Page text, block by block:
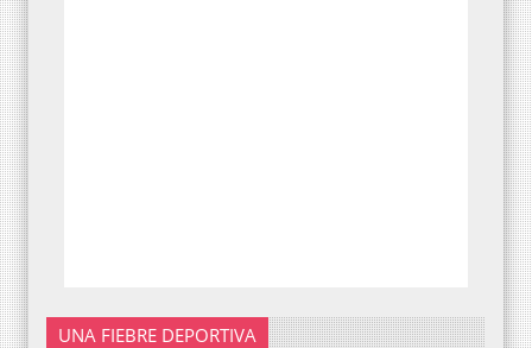
UNA FIEBRE DEPORTIVA